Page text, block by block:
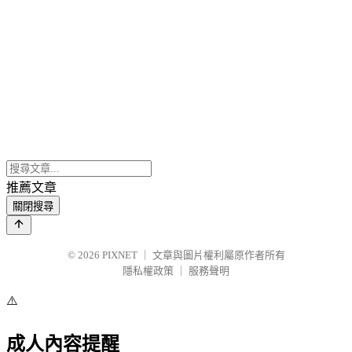
推薦文章
關閉搜尋
© 2026 PIXNET
文章與圖片權利屬原作者所有
隱私權政策
服務聲明
⚠️
成人內容提醒